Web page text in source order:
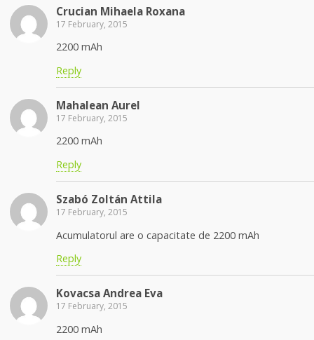
Crucian Mihaela Roxana
17 February, 2015
2200 mAh
Reply
Mahalean Aurel
17 February, 2015
2200 mAh
Reply
Szabó Zoltán Attila
17 February, 2015
Acumulatorul are o capacitate de 2200 mAh
Reply
Kovacsa Andrea Eva
17 February, 2015
2200 mAh